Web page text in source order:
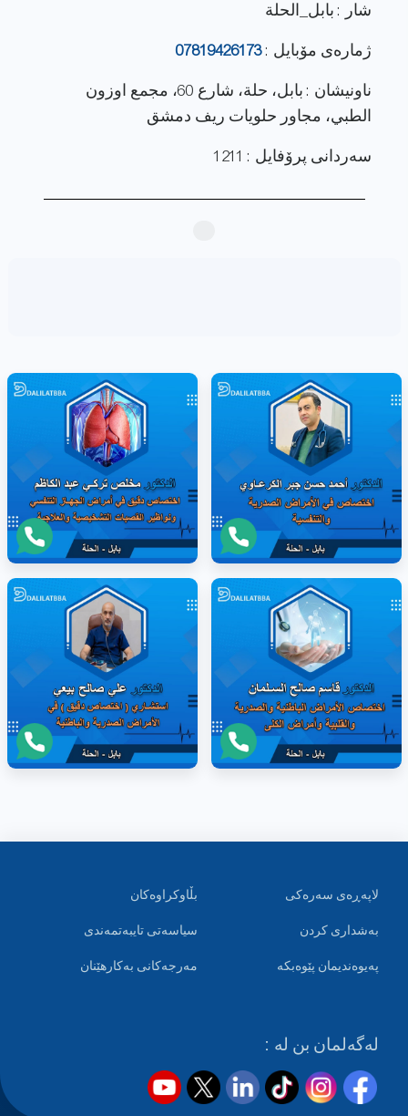
شار : بابل_الحلة
ژماره‌ی مۆبایل :07819426173
ناونيشان : بابل، حلة، شارع 60، مجمع اوزون
الطبي، مجاور حلويات ريف دمشق
سەردانی پرۆفایل : 1211
لاپەڕەی سەرەکی
بەشداری کردن
پەیوەندیمان پێوەبکە
بڵاوکراوەکان
سیاسەتی تایبەتمەندی
مەرجەکانی بەکارهێنان
لەگەلمان بن لە :